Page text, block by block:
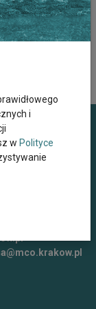
wyrażenie
tutaj
i
w Polityce